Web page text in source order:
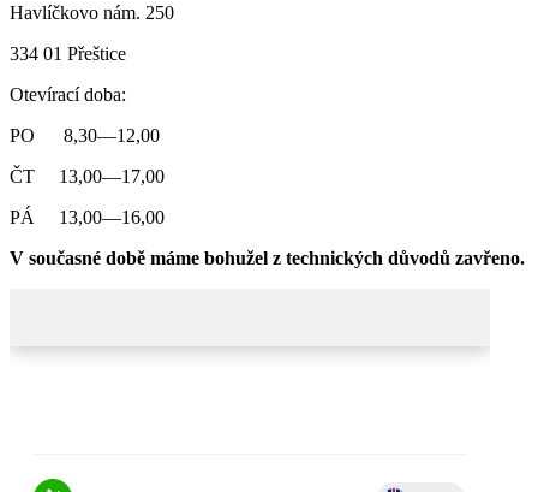
Havlíčkovo nám. 250
334 01 Přeštice
Otevírací doba:
PO 8,30—12,00
ČT 13,00—17,00
PÁ 13,00—16,00
V současné době máme bohužel z technických důvodů zavřeno.